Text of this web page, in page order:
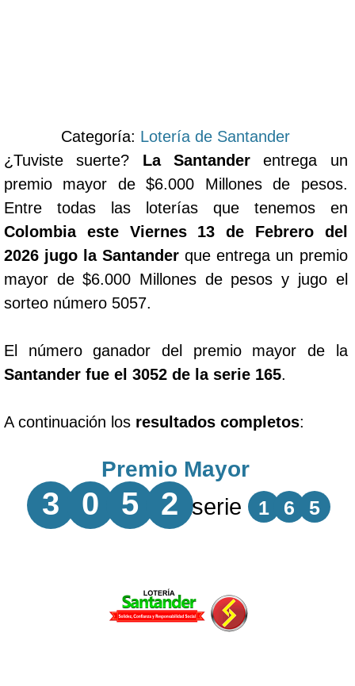
Categoría: Lotería de Santander
¿Tuviste suerte? La Santanderentrega un
premio mayor de $6.000 Millones de pesos.
Entre todas las loterías que tenemos en
Colombia este Viernes 13 de Febrero del
2026 jugo la Santander que entrega un premio
mayor de $6.000 Millones de pesos y jugo el
sorteo número 5057.
El número ganador del premio mayor de la
Santander fue el 3052 de la serie 165.
A continuación los resultados completos:
Premio Mayor
3 0 5 2 serie 1 6 5